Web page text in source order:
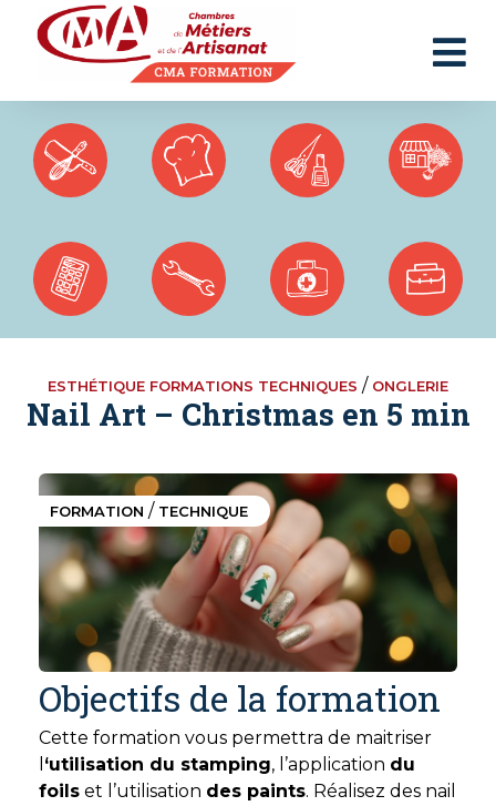
ESTHÉTIQUE FORMATIONS TECHNIQUES / ONGLERIE
Nail Art – Christmas en 5 min
FORMATION / TECHNIQUE
Objectifs de la formation
Cette formation vous permettra de maitriser
‘utilisation du stamping, l’application du
foils et l’utilisation des paints. Réalisez des nail
Panneau de gestion des cookies